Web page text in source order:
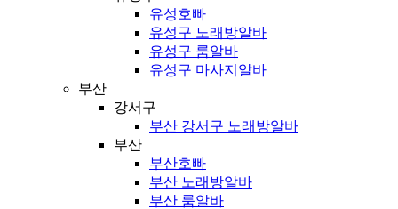
유성호빠
유성구 노래방알바
유성구 룸알바
유성구 마사지알바
부산
강서구
부산 강서구 노래방알바
부산
부산호빠
부산 노래방알바
부산 룸알바